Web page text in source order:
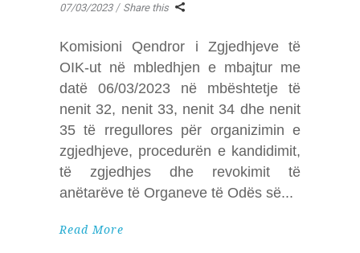
07/03/2023 Share this
Komisioni Qendror i Zgjedhjeve të
OIK-ut në mbledhjen e mbajtur me
datë 06/03/2023 në mbështetje të
nenit 32, nenit 33, nenit 34 dhe nenit
35 të rregullores për organizimin e
zgjedhjeve, procedurën e kandidimit,
të zgjedhjes dhe revokimit të
anëtarëve të Organeve të Odës së
Read More